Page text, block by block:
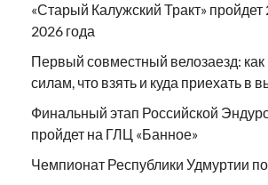
«Старый Калужский Тракт» пройдет
2026 года
Первый совместный велозаезд:
силам, что взять и куда приехать в
Финальный этап Российской
пройдет на ГЛЦ «Банное»
Чемпионат Республики Удмуртии